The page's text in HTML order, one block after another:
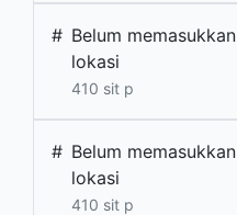
# Belum memasukkan
lokasi
410 sit p
# Belum memasukkan
lokasi
410 sit p